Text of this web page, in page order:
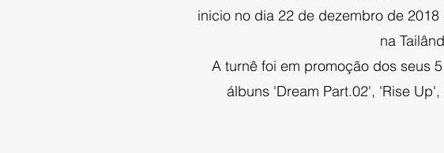
inicio no dia 22 de dezembro de
na
A turnê foi em promoção dos seus
álbuns 'Dream Part.02', 'Rise